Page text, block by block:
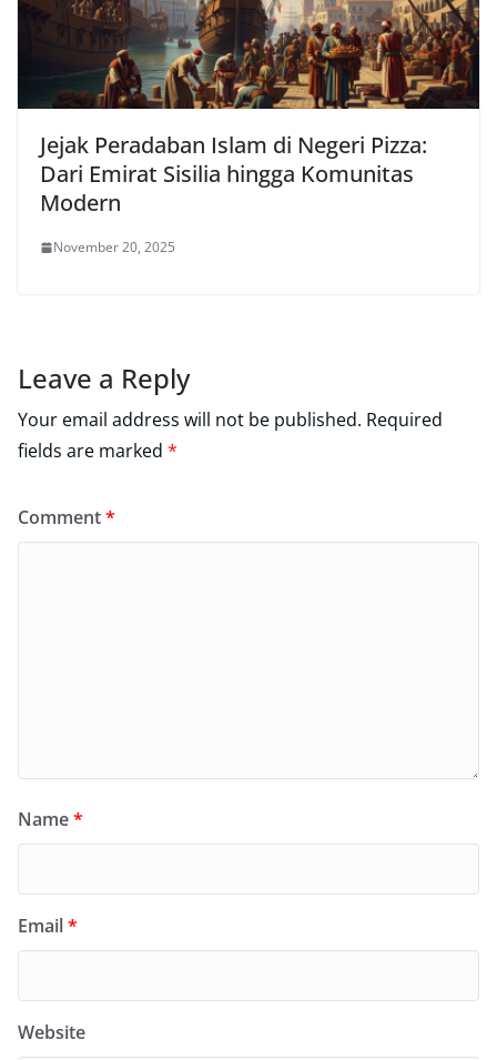
Jejak Peradaban Islam di Negeri Pizza:
Dari Emirat Sisilia hingga Komunitas
Modern
November 20, 2025
Leave a Reply
Your email address will not be published. Required
fields are marked *
Comment*
Name*
Email*
Website